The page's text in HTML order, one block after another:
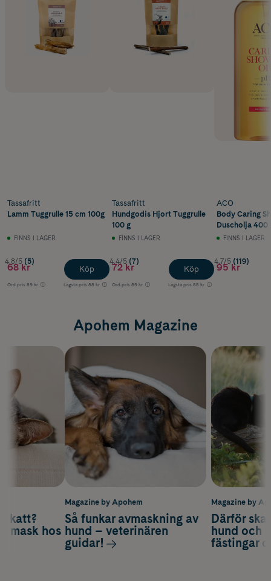
Tassafritt
Lamm Tuggrulle 15 cm 100g
FINNS I LAGER
4.8/5 (5)
68 kr
Ord.pris 89 kr Lägsta pris 88 kr
Köp
Tassafritt
Hundgodis Hjort Tuggrulle
100 g
FINNS I LAGER
4.4/5 (7)
72 kr
Ord.pris 89 kr Lägsta pris 88 kr
Köp
ACO
Body Caring
Duscholja 400
FINNS I LAGER
4.7/5 (119)
95 kr
Apohem Magazine
Magazine by
Därför
hund och
fästingar
katt?
mask hos
Magazine by Apohem
Så funkar avmaskning av
hund – veterinären
guidar!